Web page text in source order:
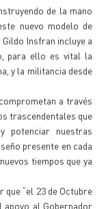
de la mano
nuevo modelo de
Insfran incluye a
para ello es vital la
y la militancia desde
a través
trascendentales que
potenciar nuestras
presente en cada
tiempos que ya
“el 23 de Octubre
al Gobernador